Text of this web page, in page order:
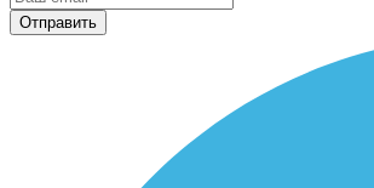
Отправить